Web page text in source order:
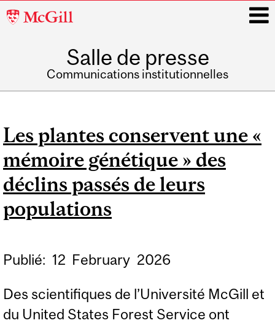
McGill
Salle de presse
Communications institutionnelles
Les plantes conservent une «
mémoire génétique » des
déclins passés de leurs
populations
Publié: 12 February 2026
Des scientifiques de l’Université McGill et
du United States Forest Service ont